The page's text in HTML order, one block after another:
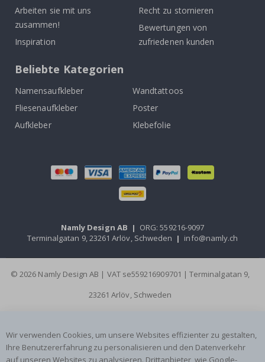
Arbeiten sie mit uns
zusammen!
Inspiration
Recht zu stornieren
Bewertungen von
zufriedenen kunden
Beliebte Kategorien
Namensaufkleber
Wandtattoos
Fliesenaufkleber
Poster
Aufkleber
Klebefolie
Namly Design AB | ORG: 559216-9097
Terminalgatan 9, 23261 Arlöv, Schweden | info@namly.ch
© 2026 Namly Design AB | VAT se559216909701 | Terminalgatan 9,
23261 Arlöv, Schweden
Wir verwenden Cookies, um unsere Websites effizienter zu gestalten,
Ihre Benutzererfahrung zu personalisieren und den Datenverkehr
auf unseren Websites zu analysieren. Drittanbieter, wie Google-